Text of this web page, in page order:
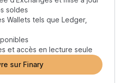
soldes
Wallets tels que Ledger,
et accès en lecture seule
sur Finary